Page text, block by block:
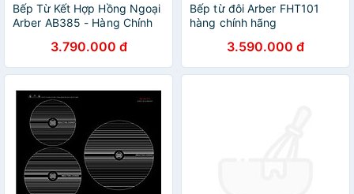
Bếp Từ Kết Hợp Hồng Ngoại
Arber AB385 - Hàng Chính
3.790.000 đ
Bếp từ đôi Arber FHT101
hàng chính hãng
3.590.000 đ